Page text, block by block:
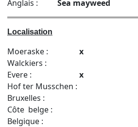
Anglais :
Sea mayweed
Localisation
Moeraske :
x
Walckiers :
Evere :
x
Hof ter Musschen :
Bruxelles :
Côte belge :
Belgique :